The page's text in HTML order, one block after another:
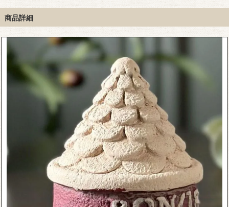
商品詳細